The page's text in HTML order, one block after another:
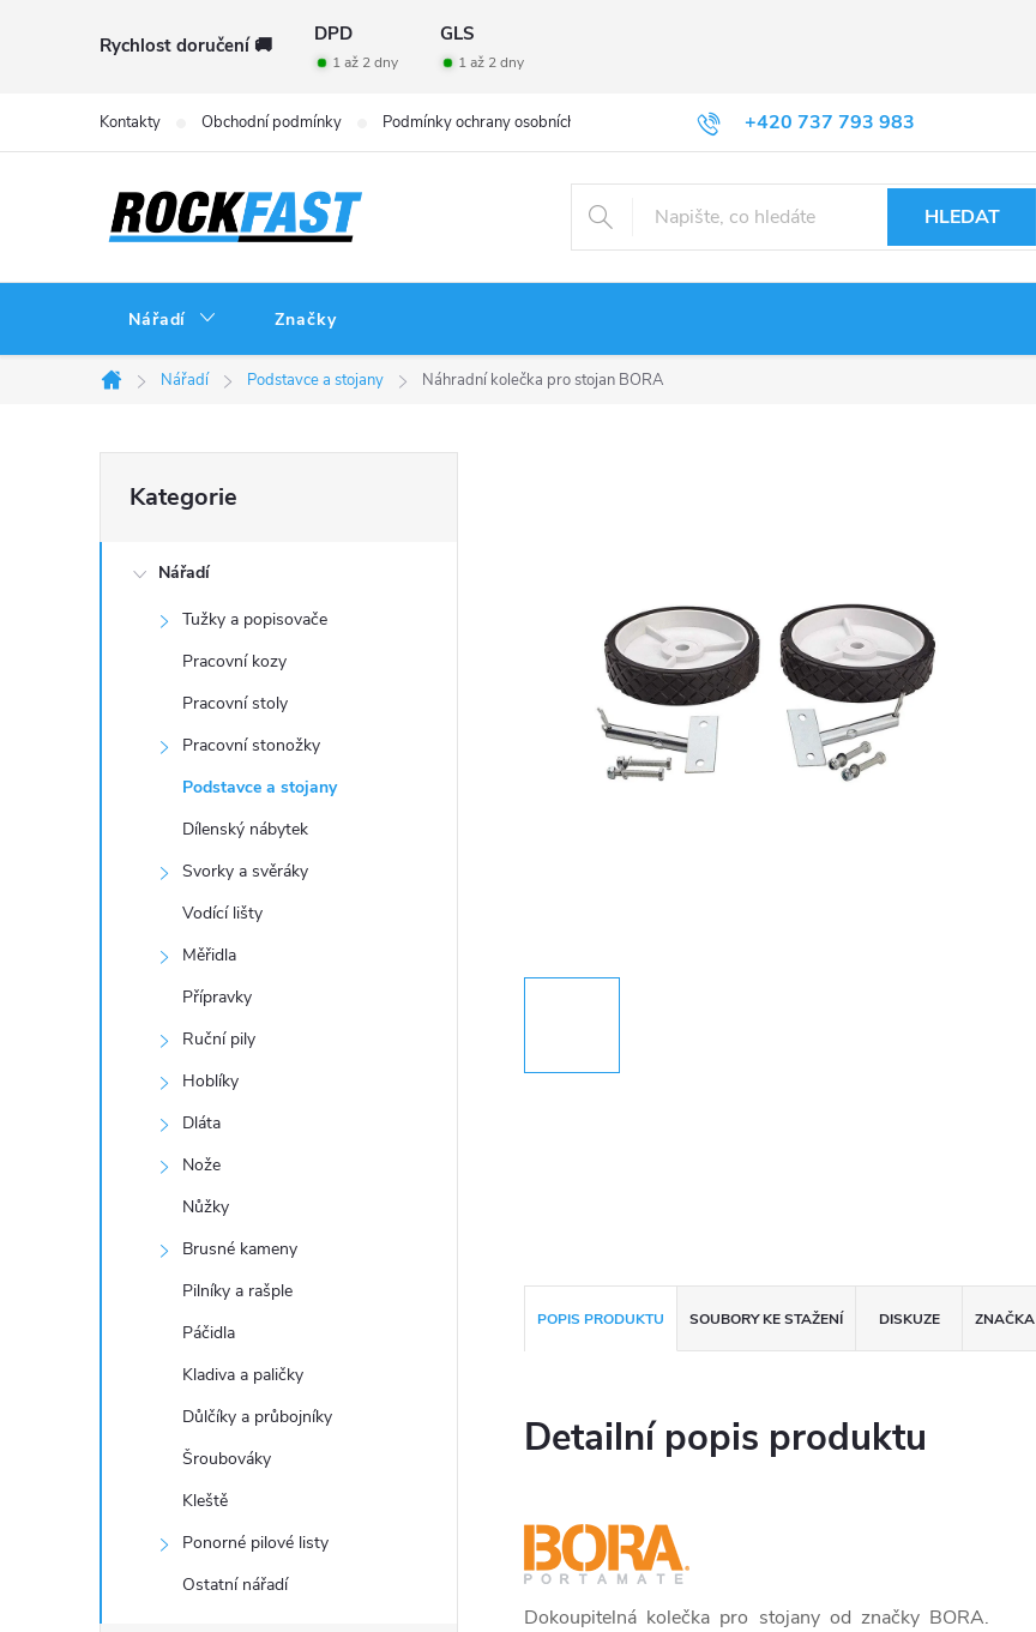
Rychlost doručení 🚚 DPD GLS
1 až 2 dny 1 až 2 dny
+420 737 793 983
Kontakty Obchodní podmínky Podmínky ochrany osobních údajů
HLEDAT
Nářadí Značky
Domů
Nářadí Podstavce a stojany Náhradní kolečka pro stojan BORA
o
kategorie
Kategorie
Nářadí
Tužky a popisovače
Pracovní kozy
Pracovní stoly
Pracovní stonožky
Podstavce a stojany
Dílenský nábytek
Svorky a svěráky
Vodící lišty
Měřidla
Přípravky
Ruční pily
Hoblíky
Dláta
Nože
Nůžky
Brusné kameny
Pilníky a rašple
Páčidla
Kladiva a paličky
Důlčíky a průbojníky
Šroubováky
Kleště
Ponorné pilové listy
Ostatní nářadí
POPIS PRODUKTU SOUBORY KE STAŽENÍ DISKUZE ZNAČKA
Detailní popis produktu
Dokoupitelná kolečka pro stojany od značky BORA.